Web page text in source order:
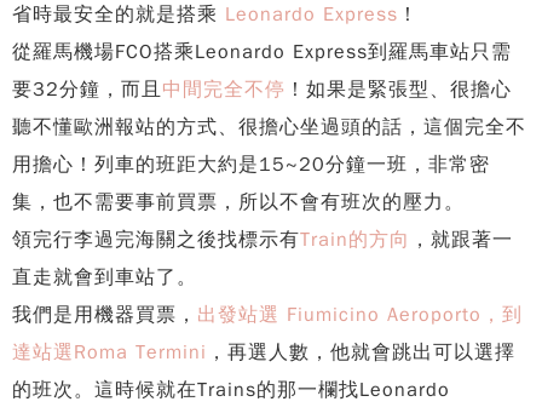
省時最安全的就是搭乘 Leonardo Express ！
從羅馬機場FCO搭乘Leonardo Express到羅馬車站只需
要32分鐘，而且 中間完全不停 ！如果是緊張型、很擔心
聽不懂歐洲報站的方式、很擔心坐過頭的話，這個完全不
用擔心！列車的班距大約是15~20分鐘一班，非常密
集，也不需要事前買票，所以不會有班次的壓力。
領完行李過完海關之後找標示有Train的方向 ，就跟著一
直走就會到車站了。
我們是用機器買票， 出發站選 Fiumicino Aeroporto，到
達站選Roma Termini ，再選人數，他就會跳出可以選擇
的班次。這時候就在Trains的那一欄找Leonardo